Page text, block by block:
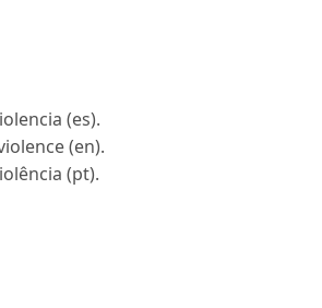
(es).
(en).
(pt).